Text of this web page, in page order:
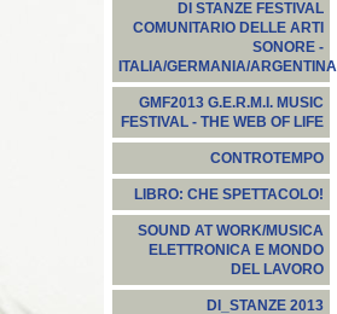
DI STANZE FESTIVAL
COMUNITARIO DELLE ARTI
SONORE -
ITALIA/GERMANIA/ARGENTINA
GMF2013 G.E.R.M.I. MUSIC
FESTIVAL - THE WEB OF LIFE
CONTROTEMPO
LIBRO: CHE SPETTACOLO!
SOUND AT WORK/MUSICA
ELETTRONICA E MONDO
DEL LAVORO
DI_STANZE 2013